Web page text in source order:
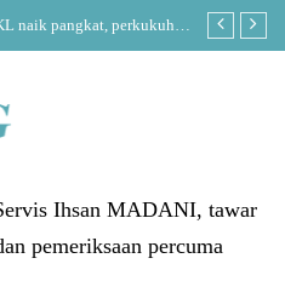
perkukuh
PolyCC
antarabangsa
Ihsan MADANI, tawar
pemeriksaan percuma